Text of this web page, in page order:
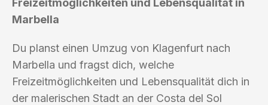
Freizeitmöglichkeiten und Lebensqualität in
Marbella
Du planst einen Umzug von Klagenfurt nach
Marbella und fragst dich, welche
Freizeitmöglichkeiten und Lebensqualität dich in
der malerischen Stadt an der Costa del Sol